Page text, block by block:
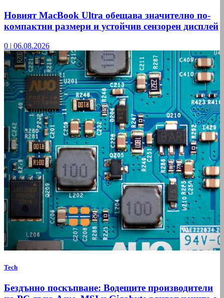
Новият MacBook Ultra обещава значително по-
компактни размери и устойчив сензорен дисплей
0 | 06.08.2026
Tech
Бездънно поскъпване: Водещите производители